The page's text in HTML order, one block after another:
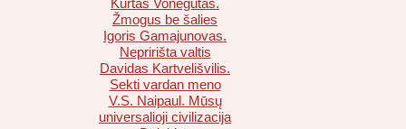
Žmogus be šalies
Igoris Gamajunovas.
Nepririšta valtis
Davidas Kartvelišvilis.
Sekti vardan meno
V.S. Naipaul. Mūsų
universalioji civilizacija